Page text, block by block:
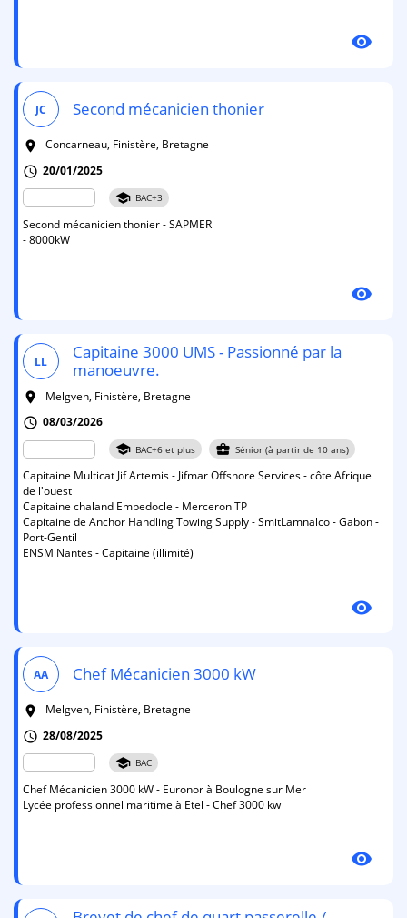
visibility
JC Second mécanicien thonier
room
Concarneau, Finistère, Bretagne
schedule 20/01/2025
school BAC+3
Second mécanicien thonier - SAPMER
- 8000kW
visibility
LL
Capitaine 3000 UMS - Passionné par la
manoeuvre.
room
Melgven, Finistère, Bretagne
schedule 08/03/2026
school BAC+6 et plus business_center Sénior (à partir de 10 ans)
Capitaine Multicat Jif Artemis - Jifmar Offshore Services - côte Afrique
de l'ouest
Capitaine chaland Empedocle - Merceron TP
Capitaine de Anchor Handling Towing Supply - SmitLamnalco - Gabon -
Port-Gentil
ENSM Nantes - Capitaine (illimité)
visibility
AA Chef Mécanicien 3000 kW
room
Melgven, Finistère, Bretagne
schedule 28/08/2025
school BAC
Chef Mécanicien 3000 kW - Euronor à Boulogne sur Mer
Lycée professionnel maritime à Etel - Chef 3000 kw
visibility